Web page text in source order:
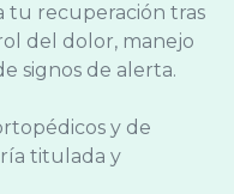
tu recuperación tras
del dolor, manejo
signos de alerta.
y de
titulada y